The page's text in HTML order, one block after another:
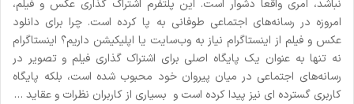
نباشد، امری واقعا دشوار است. این پلتفرم اشتراک گذاری عکس و فیلم،
امروزه در رسانه‌های اجتماعی طوفانی به پا کرده است. چرا برای دانلود
عکس و فیلم از اینستاگرام نیاز به ‌وب‌سایت یا اپلیکیشن داریم؟ اینستاگرام
نه تنها به عنوان یک پایگاه اصلی برای اشتراک گذاری فیلم و تصویر در
رسانه‌های اجتماعی در میان پیروان خود محبوب شده است، بلکه پایگاه
کاربری گسترده ای نیز پیدا کرده است و بسیاری از کاربران نظرات و عقاید …